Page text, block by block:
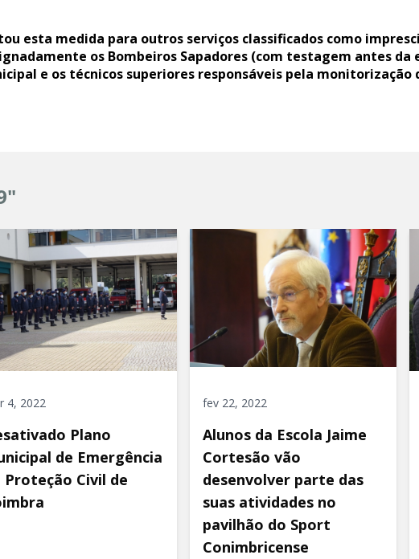
esta medida para outros serviços classificados como
os Bombeiros Sapadores (com testagem antes da
e os técnicos superiores responsáveis pela monitorização
4, 2022
Plano
de Emergência
Proteção Civil de
fev 22, 2022
Alunos da Escola Jaime
Cortesão vão
desenvolver parte das
suas atividades no
pavilhão do Sport
Conimbricense